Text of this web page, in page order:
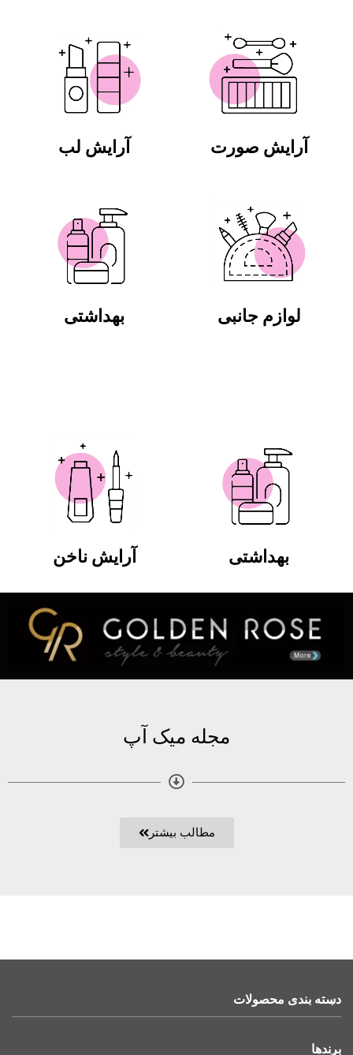
آرایش صورت
لوازم جانبی
آرایش لب
بهداشتی
بهداشتی آرایش ناخن
مجله میک آپ
مطالب بیشتر
دسته بندی محصولات
برندها